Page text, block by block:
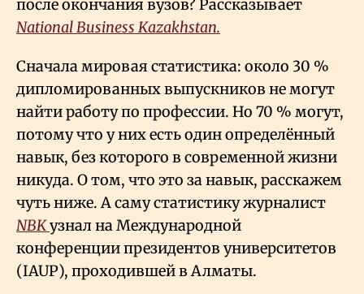
после окончания вузов? Рассказывает
National Business Kazakhstan.
Сначала мировая статистика: около 30 %
дипломированных выпускников не могут
найти работу по профессии. Но 70 % могут,
потому что у них есть один определённый
навык, без которого в современной жизни
никуда. О том, что это за навык, расскажем
чуть ниже. А саму статистику журналист
NBKузнал на Международной
конференции президентов университетов
(IAUP), проходившей в Алматы.